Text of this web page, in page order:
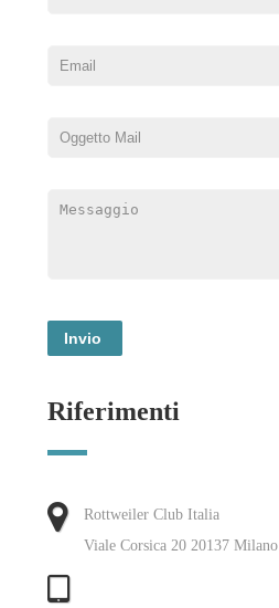
Riferimenti
Rottweiler Club Italia
Viale Corsica 20 20137 Milano